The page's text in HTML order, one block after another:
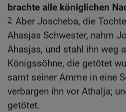
brachte alle königlichen
2 Aber Joscheba, die
Ahasjas Schwester, nahm
Ahasjas, und stahl ihn weg
Königssöhne, die getötet
samt seiner Amme in eine
verbargen ihn vor Athalja;
getötet.